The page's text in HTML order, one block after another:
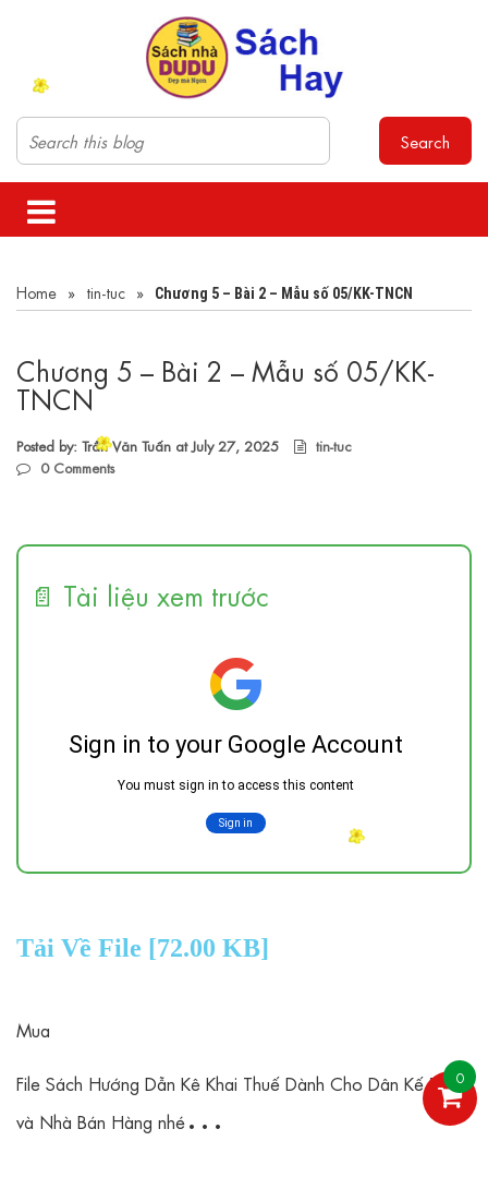
Search
Home » tin-tuc » Chương 5 – Bài 2 – Mẫu số 05/KK-TNCN
Chương 5 – Bài 2 – Mẫu số 05/KK-
TNCN
Posted by: Trần Văn Tuấn at July 27, 2025
tin-tuc
0Comments
📄 Tài liệu xem trước
Tải Về File [72.00 KB]
Mua
File Sách Hướng Dẫn Kê Khai Thuế Dành Cho Dân Kế Toán
và Nhà Bán Hàng nhé
0